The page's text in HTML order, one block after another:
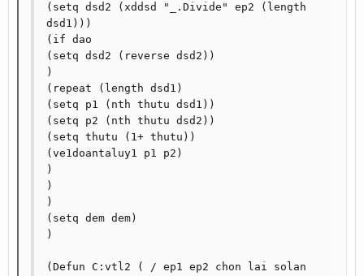
(setq dsd2 (xddsd "_.Divide" ep2 (length
dsd1)))
(if dao
(setq dsd2 (reverse dsd2))
)
(repeat (length dsd1)
(setq p1 (nth thutu dsd1))
(setq p2 (nth thutu dsd2))
(setq thutu (1+ thutu))
(ve1doantaluy1 p1 p2)
)
)
)
(setq dem dem)
)
(Defun C:vtl2 ( / ep1 ep2 chon lai solan